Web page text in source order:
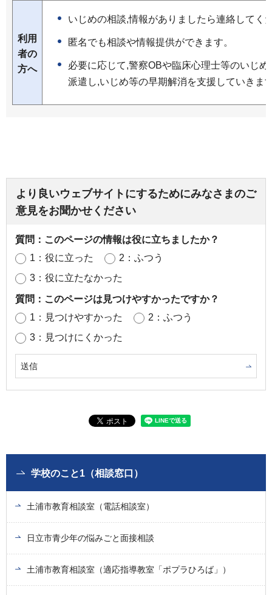
利用
者の
方へ
いじめの相談,情報がありましたら連絡してく
匿名でも相談や情報提供ができます。
必要に応じて,警察OBや臨床心理士等のいじ
派遣し,いじめ等の早期解消を支援していきま
より良いウェブサイトにするためにみなさまのご
意見をお聞かせください
質問：このページの情報は役に立ちましたか？
1：役に立った
2：ふつう
3：役に立たなかった
質問：このページは見つけやすかったですか？
1：見つけやすかった
2：ふつう
3：見つけにくかった
学校のこと1（相談窓口）
土浦市教育相談室（電話相談室）
日立市青少年の悩みごと面接相談
土浦市教育相談室（適応指導教室「ポプラひろば」）